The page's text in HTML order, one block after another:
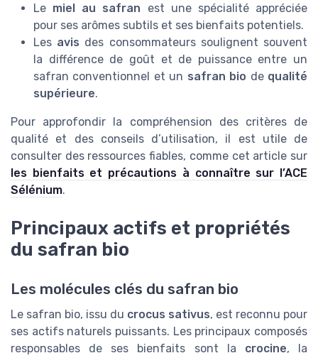
Le miel au safran est une spécialité appréciée
pour ses arômes subtils et ses bienfaits potentiels.
Les avis des consommateurs soulignent souvent
la différence de goût et de puissance entre un
safran conventionnel et un safran bio de qualité
supérieure.
Pour approfondir la compréhension des critères de
qualité et des conseils d’utilisation, il est utile de
consulter des ressources fiables, comme cet article sur
les bienfaits et précautions à connaître sur l’ACE
Sélénium.
Principaux actifs et propriétés
du safran bio
Les molécules clés du safran bio
Le safran bio, issu du crocus sativus, est reconnu pour
ses actifs naturels puissants. Les principaux composés
responsables de ses bienfaits sont la crocine, la